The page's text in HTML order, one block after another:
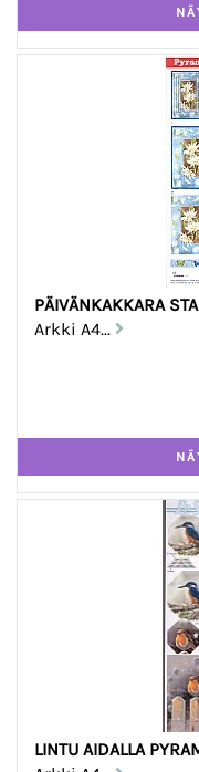
PÄIVÄNKAKKARA
Arkki A4...
LINTU AIDALLA